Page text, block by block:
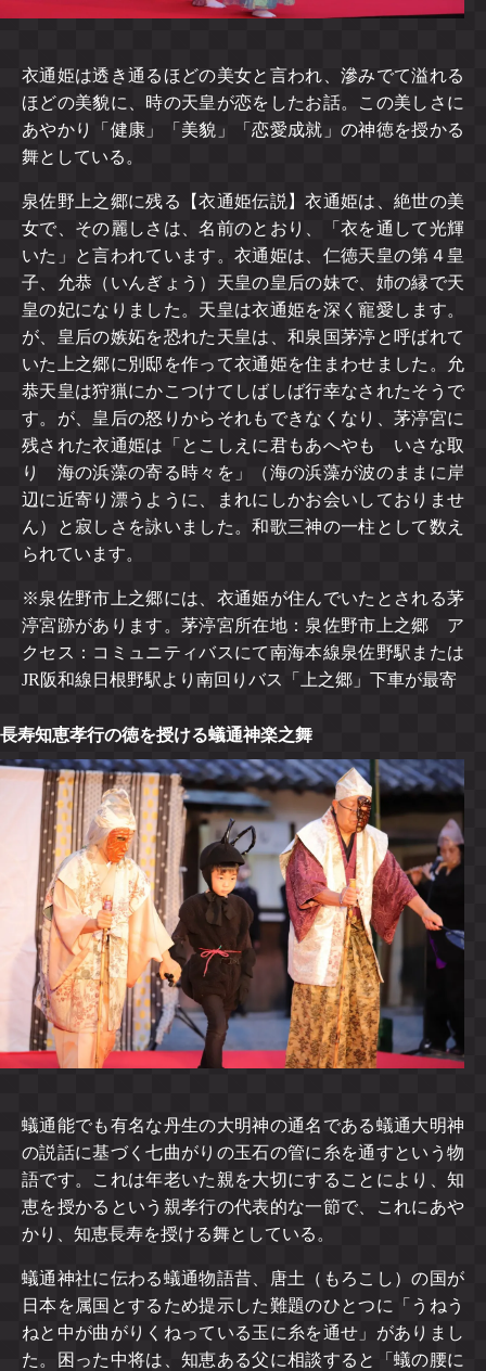
衣通姫は透き通るほどの美女と言われ、滲みでて溢れる
ほどの美貌に、時の天皇が恋をしたお話。この美しさに
あやかり「健康」「美貌」「恋愛成就」の神徳を授かる
舞としている。
泉佐野上之郷に残る【衣通姫伝説】衣通姫は、絶世の美
女で、その麗しさは、名前のとおり、「衣を通して光輝
いた」と言われています。衣通姫は、仁徳天皇の第４皇
子、允恭（いんぎょう）天皇の皇后の妹で、姉の縁で天
皇の妃になりました。天皇は衣通姫を深く寵愛します。
が、皇后の嫉妬を恐れた天皇は、和泉国茅渟と呼ばれて
いた上之郷に別邸を作って衣通姫を住まわせました。允
恭天皇は狩猟にかこつけてしばしば行幸なされたそうで
す。が、皇后の怒りからそれもできなくなり、茅渟宮に
残された衣通姫は「とこしえに君もあへやも いさな取
り 海の浜藻の寄る時々を」（海の浜藻が波のままに岸
辺に近寄り漂うように、まれにしかお会いしておりませ
ん）と寂しさを詠いました。和歌三神の一柱として数え
られています。
※泉佐野市上之郷には、衣通姫が住んでいたとされる茅
渟宮跡があります。茅渟宮所在地：泉佐野市上之郷 ア
クセス：コミュニティバスにて南海本線泉佐野駅または
JR阪和線日根野駅より南回りバス「上之郷」下車が最寄
長寿知恵孝行の徳を授ける蟻通神楽之舞
蟻通能でも有名な丹生の大明神の通名である蟻通大明神
の説話に基づく七曲がりの玉石の管に糸を通すという物
語です。これは年老いた親を大切にすることにより、知
恵を授かるという親孝行の代表的な一節で、これにあや
かり、知恵長寿を授ける舞としている。
蟻通神社に伝わる蟻通物語昔、唐土（もろこし）の国が
日本を属国とするため提示した難題のひとつに「うねう
ねと中が曲がりくねっている玉に糸を通せ」がありまし
た。困った中将は、知恵ある父に相談すると「蟻の腰に